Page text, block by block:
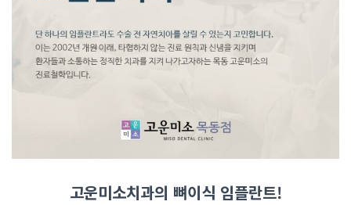
고운미소치과의 뼈이식 임플란트!